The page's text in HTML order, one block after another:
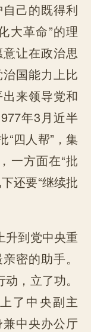
己的既得利
大革命”的理
让在政治思
国能力上比
来领导党和
年3月近半
“四人帮”，集
一方面在“批
还要“继续批
升到党中央重
密的助手。
，立了功。
了中央副主
中央办公厅